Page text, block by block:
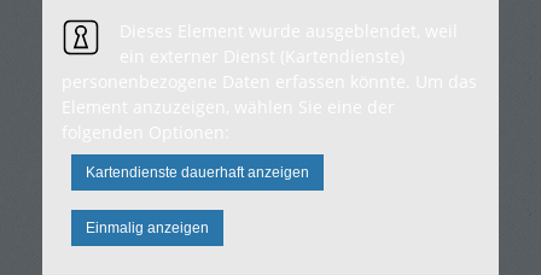
Kartendienste dauerhaft anzeigen
Einmalig anzeigen